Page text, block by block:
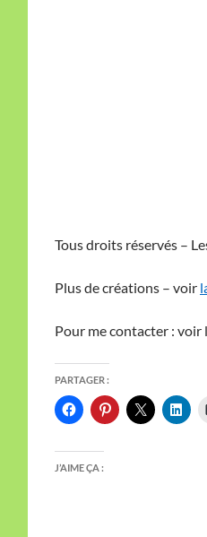
Tous droits réservés –
Plus de créations – voir
Pour me contacter : voir
PARTAGER :
J’AIME ÇA :